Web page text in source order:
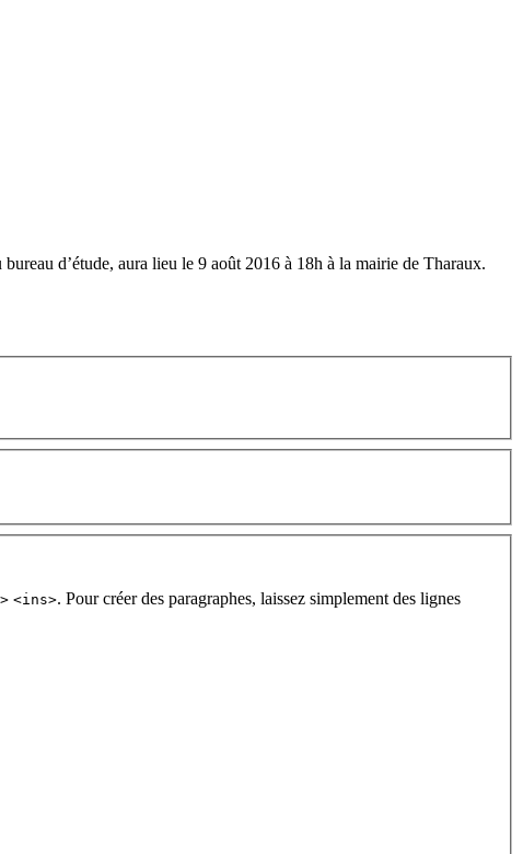
d’étude, aura lieu le 9 août 2016 à 18h à la mairie de Tharaux.
<ins>. Pour créer des paragraphes, laissez simplement des lignes